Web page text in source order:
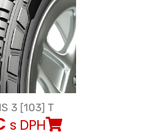
3 [103] T
s DPH